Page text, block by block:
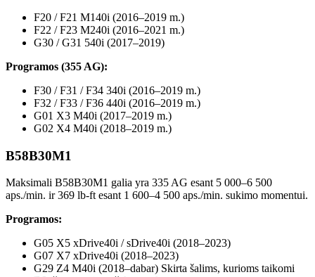
F20 / F21 M140i (2016–2019 m.)
F22 / F23 M240i (2016–2021 m.)
G30 / G31 540i (2017–2019)
Programos (355 AG):
F30 / F31 / F34 340i (2016–2019 m.)
F32 / F33 / F36 440i (2016–2019 m.)
G01 X3 M40i (2017–2019 m.)
G02 X4 M40i (2018–2019 m.)
B58B30M1
Maksimali B58B30M1 galia yra 335 AG esant 5 000–6 500
aps./min. ir 369 lb-ft esant 1 600–4 500 aps./min. sukimo momentui.
Programos:
G05 X5 xDrive40i / sDrive40i (2018–2023)
G07 X7 xDrive40i (2018–2023)
G29 Z4 M40i (2018–dabar) Skirta šalims, kurioms taikomi